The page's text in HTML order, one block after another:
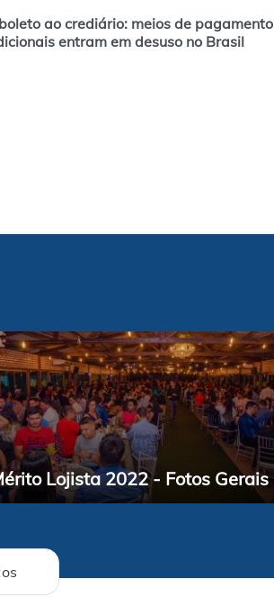
ao crediário: meios de pagamento
entram em desuso no Brasil
Lojista 2022 - Fotos Gerais